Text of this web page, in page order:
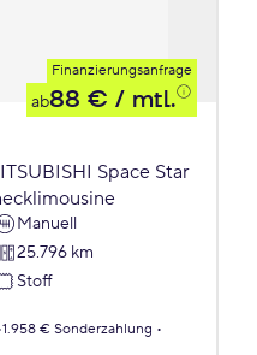
Finanzierungsanfrage
ab88 € / mtl.
Space Star
Manuell
25.796 km
Stoff
1.958 € Sonderzahlung